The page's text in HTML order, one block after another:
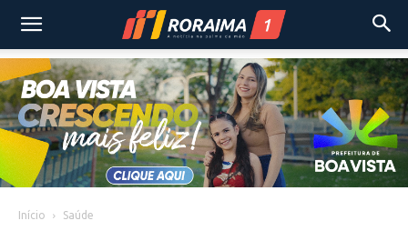
Início Saúde